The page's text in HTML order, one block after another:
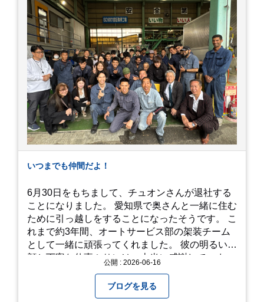
す。 山肌を埋め尽くすように咲き誇るブルー、ピ
ンク、紫のアジサイは圧巻の一言。 歩道が整備さ
れているので、アジサイの中に囲まれるような感
覚で散策を楽しめます。 写真好きにはたまらない
「フォトジェニック」な景色 あじさい屋敷は、ど
こを切り取っても絵になる場所ばかり。 高い場所
からの眺望: 敷地が高い位置にあるため、あじさ
い越しに広がる茂原の景色を一望できます。 小道
での撮影: アジサイの小道を歩いている後ろ姿
は、とても幻想的で素敵な写真になりますよ。 梅
雨の季節特有の「しっとりと濡れたアジサイ」も
素敵ですし、晴れた日の「キラキラした光を浴び
たアジサイ」も最高です。ぜひカメラを持って出
やすい靴で: 山の斜面を利用した農園ですので、
歩き慣れた靴で行くのが安心です。 雨対策: 雨上
がりは足元が少し滑りやすくなることがありま
す。タオルや雨具を用意しておくと安心ですね。
開花時期のチェック: その年の気候によって見頃
が少し前後します。出かける前に必ず公式情報や
SNSで見頃を確認しましょう！ おわりに 梅雨の
時期を「我慢する期間」から「お出かけを楽しむ
期間」に変えてくれる、そんな素敵な場所です。
いつまでも仲間だよ！
6月30日をもちまして、チュオンさんが退社する
ことになりました。 愛知県で奥さんと一緒に住む
ために引っ越しをすることになったそうです。 こ
れまで約3年間、オートサービス部の架装チーム
として一緒に頑張ってくれました。 彼の明るい笑
顔と丁寧な仕事ぶりには、本当に感謝していま
撮影した記念写真を添付します。 チュオンさんの
今後のご活躍と新しいスタートを、みんなで応援
公開 : 2026-06-16
ブログを見る